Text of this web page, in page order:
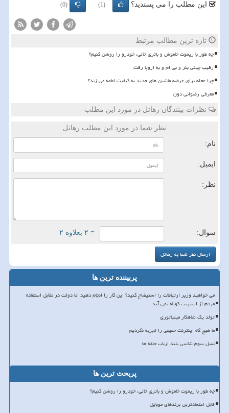
این مطلب را می پسندید؟ (1)
(0)
تازه ترین مطالب مرتبط
چه طور با ریموت خاموش و باتری خالی، خودرو را روشن کنیم؟
رقیب چینی بنز و بی ام و به اروپا رفت
چرا عجله برای عرضه ماشین های جدید به کیفیت لطمه می زند؟
معرفی رضوانی دون
نظرات بینندگان رهاتل در مورد این مطلب
نظر شما در مورد این مطلب رهاتل
نام:
ایمیل:
نظر:
سوال: = ۲ بعلاوه ۲
پربیننده ترین ها
می خواهید وزیر ارتباطات را استیضاح کنید؟ این کار را انجام دهید اما دولت در مقابل استفاده
مردم از اینترنت کوتاه نمی آید
تولد یک شاهکار مینیاتوری
ما هیچ گاه اینترنت حقیقی را تجربه نکردیم
نسل سوم شاسی بلند ارباب حلقه ها
پربحث ترین ها
چه طور با ریموت خاموش و باتری خالی، خودرو را روشن کنیم؟
قابل اعتمادترین برندهای موبایل